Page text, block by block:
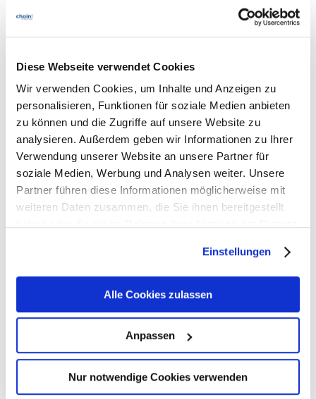
Diese Webseite verwendet Cookies
Wir verwenden Cookies, um Inhalte und Anzeigen zu
personalisieren, Funktionen für soziale Medien anbieten
zu können und die Zugriffe auf unsere Website zu
analysieren. Außerdem geben wir Informationen zu Ihrer
Verwendung unserer Website an unsere Partner für
soziale Medien, Werbung und Analysen weiter. Unsere
Partner führen diese Informationen möglicherweise mit
weiteren Daten zusammen, die Sie ihnen bereitgestellt
Cookies, wenn Sie unsere Webseite weiterhin nutzen.
Einstellungen
Alle Cookies zulassen
Anpassen
Nur notwendige Cookies verwenden
Related posts
#einfachaBSIchern: Tipps zur IT-
Sicherheit im Home-Office
BSI veröffentlicht Cyber-Sicherheitslage
30. Juni 2022
Vorstellung BSI-Bericht „Die Lage der IT-